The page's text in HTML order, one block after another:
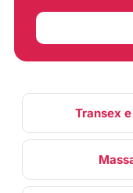
Transex